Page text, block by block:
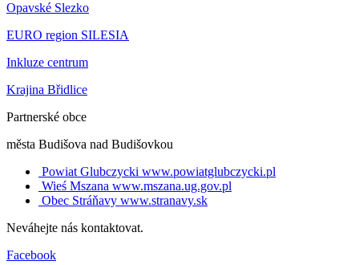
Opavské Slezko
EURO region SILESIA
Inkluze centrum
Krajina Břidlice
Partnerské obce
města Budišova nad Budišovkou
Powiat Glubczycki www.powiatglubczycki.pl
Wieś Mszana www.mszana.ug.gov.pl
Obec Stráňavy www.stranavy.sk
Neváhejte nás kontaktovat.
Facebook